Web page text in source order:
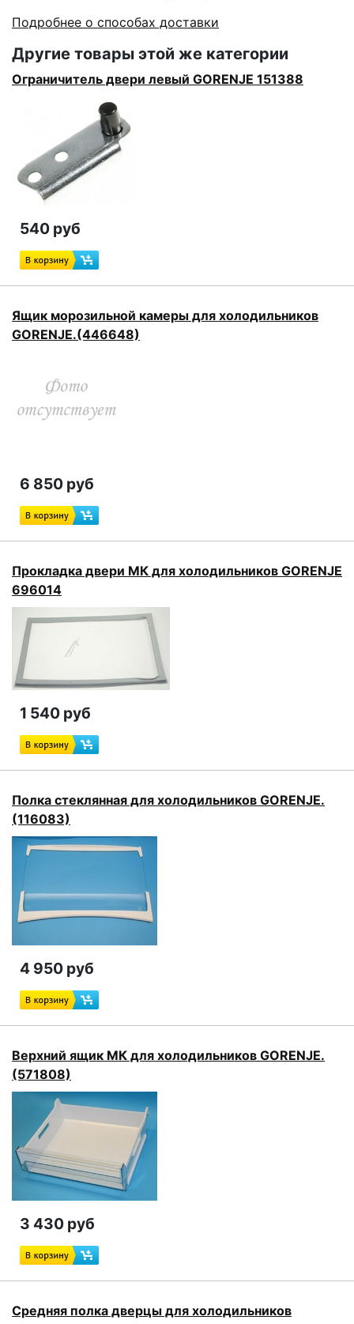
Подробнее о способах доставки
Другие товары этой же категории
Ограничитель двери левый GORENJE 151388
540 руб
Ящик морозильной камеры для холодильников
GORENJE.(446648)
6 850 руб
Прокладка двери МК для холодильников GORENJE
696014
1 540 руб
Полка стеклянная для холодильников GORENJE.
(116083)
4 950 руб
Верхний ящик МК для холодильников GORENJE.
(571808)
3 430 руб
Средняя полка дверцы для холодильников